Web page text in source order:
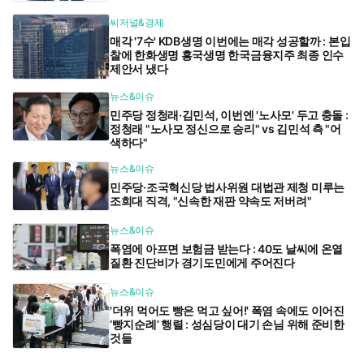
씨저널&경제
매각 '7수' KDB생명 이번에는 매각 성공할까 : 본입
찰에 한화생명 흥국생명 한국금융지주 최종 인수
제안서 냈다
뉴스&이슈
민주당 정청래·김민석, 이번엔 '노사모' 두고 충돌 :
정청래 "노사모 정신으로 승리" vs 김민석 측 "어
색하다"
뉴스&이슈
민주당·조국혁신당 법사위원 대법관 제청 미루는
조희대 직격, "신속한 재판 약속도 저버려"
뉴스&이슈
폭염에 아프면 보험금 받는다 : 40도 날씨에 온열
질환 진단비가 경기도민에게 주어진다
뉴스&이슈
'더위 먹어도 빵은 먹고 싶어!' 폭염 속에도 이어진
‘빵지순례’ 행렬 : 성심당이 대기 손님 위해 준비한
것들